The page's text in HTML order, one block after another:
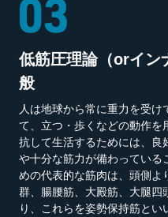
低筋圧理論（orイン
般
人は地球から常に重力を受
て、立つ・歩くなどの動作を
抗して生活するためには、良
や十分な筋力が備わっている
めの代表的な筋肉は、頭側よ
群、腸腰筋、大殿筋、大腿四
り、これらを姿勢保持筋と